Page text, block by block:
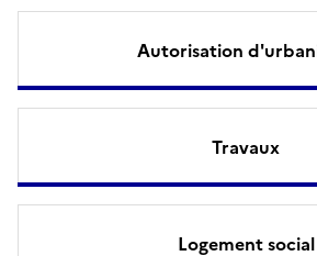
Autorisation
Travaux
Logement social